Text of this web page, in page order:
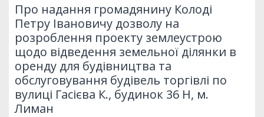
Про надання громадянину Колоді
Петру Івановичу дозволу на
розроблення проекту землеустрою
щодо відведення земельної ділянки в
оренду для будівництва та
обслуговування будівель торгівлі по
вулиці Гасієва К., будинок 36 Н, м.
Лиман